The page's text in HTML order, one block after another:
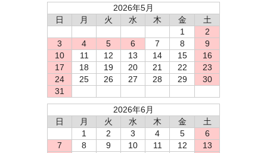
2026年5月
日
月 火 水 木 金
土
1
2
3
4 5 6 7 8
9
10
11 12 13 14 15
16
17
18 19 20 21 22
23
24
25 26 27 28 29
30
31
2026年6月
日
月 火 水 木 金
土
1
2 3 4 5
6
7
8 9 10 11 12
13